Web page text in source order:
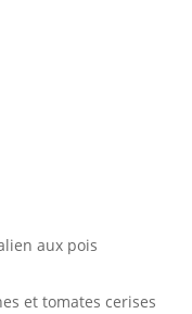
aux pois
et tomates cerises